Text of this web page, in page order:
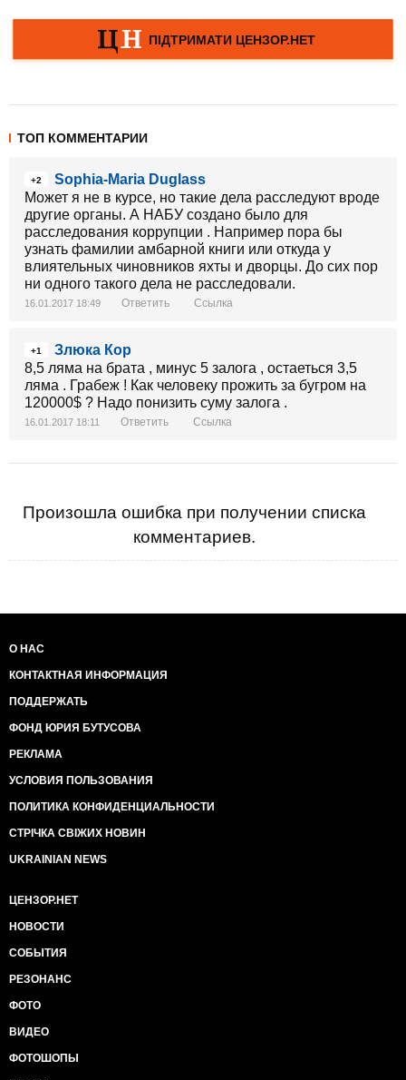
ТОП КОММЕНТАРИИ
+2
Sophia-Maria Duglass
Может я не в курсе, но такие дела расследуют вроде
другие органы. А НАБУ создано было для
расследования коррупции . Например пора бы
узнать фамилии амбарной книги или откуда у
влиятельных чиновников яхты и дворцы. До сих пор
ни одного такого дела не расследовали.
16.01.2017 18:49 Ответить Ссылка
+1
Злюка Кор
8,5 ляма на брата , минус 5 залога , остаеться 3,5
ляма . Грабеж ! Как человеку прожить за бугром на
120000$ ? Надо понизить суму залога .
16.01.2017 18:11 Ответить Ссылка
Произошла ошибка при получении списка
комментариев.
О НАС
КОНТАКТНАЯ ИНФОРМАЦИЯ
ПОДДЕРЖАТЬ
ФОНД ЮРИЯ БУТУСОВА
РЕКЛАМА
УСЛОВИЯ ПОЛЬЗОВАНИЯ
ПОЛИТИКА КОНФИДЕНЦИАЛЬНОСТИ
СТРІЧКА СВІЖИХ НОВИН
UKRAINIAN NEWS
ЦЕНЗОР.НЕТ
НОВОСТИ
СОБЫТИЯ
РЕЗОНАНС
ФОТО
ВИДЕО
ФОТОШОПЫ